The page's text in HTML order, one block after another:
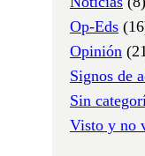
Op-Eds
Opinión
Signos de
Sin
Visto y no